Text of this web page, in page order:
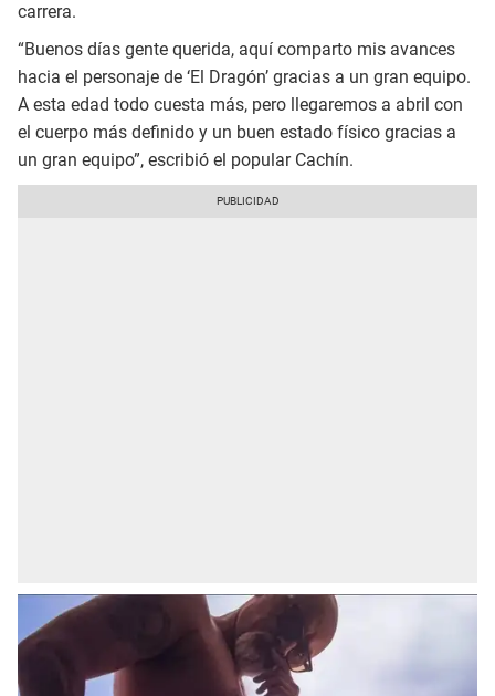
carrera.
“Buenos días gente querida, aquí comparto mis avances
hacia el personaje de ‘El Dragón’ gracias a un gran equipo.
A esta edad todo cuesta más, pero llegaremos a abril con
el cuerpo más definido y un buen estado físico gracias a
un gran equipo”, escribió el popular Cachín.